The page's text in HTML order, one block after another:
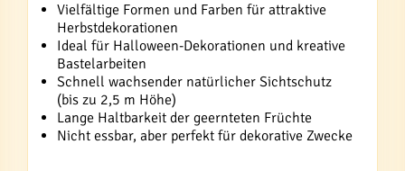
Vielfältige Formen und Farben für attraktive
Herbstdekorationen
Ideal für Halloween-Dekorationen und kreative
Bastelarbeiten
Schnell wachsender natürlicher Sichtschutz
(bis zu 2,5 m Höhe)
Lange Haltbarkeit der geernteten Früchte
Nicht essbar, aber perfekt für dekorative Zwecke